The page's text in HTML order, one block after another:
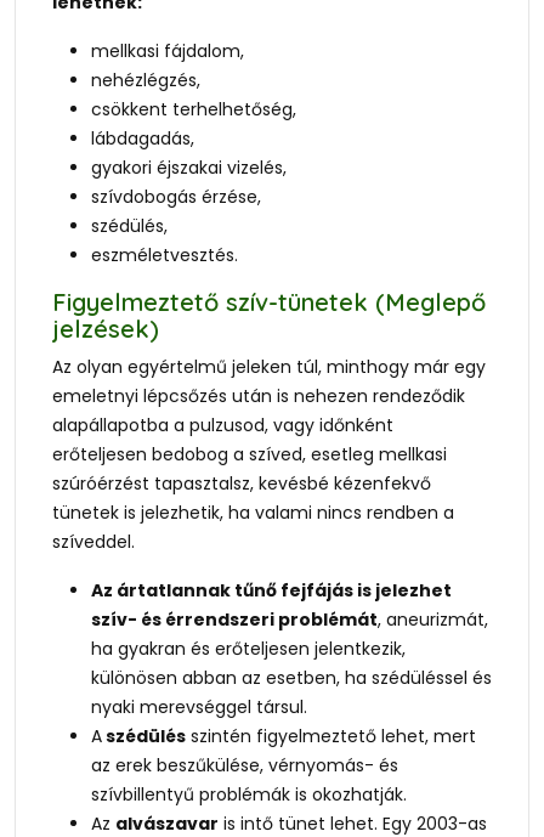
mellkasi fájdalom,
nehézlégzés,
csökkent terhelhetőség,
lábdagadás,
gyakori éjszakai vizelés,
szívdobogás érzése,
szédülés,
eszméletvesztés.
Figyelmeztető szív-tünetek (Meglepő
jelzések)
Az olyan egyértelmű jeleken túl, minthogy már egy
emeletnyi lépcsőzés után is nehezen rendeződik
alapállapotba a pulzusod, vagy időnként
erőteljesen bedobog a szíved, esetleg mellkasi
szúróérzést tapasztalsz, kevésbé kézenfekvő
tünetek is jelezhetik, ha valami nincs rendben a
szíveddel.
Az ártatlannak tűnő fejfájás is jelezhet
szív- és érrendszeri problémát, aneurizmát,
ha gyakran és erőteljesen jelentkezik,
különösen abban az esetben, ha szédüléssel és
nyaki merevséggel társul.
Aszédülés szintén figyelmeztető lehet, mert
az erek beszűkülése, vérnyomás- és
szívbillentyű problémák is okozhatják.
Az alvászavar is intő tünet lehet. Egy 2003-as